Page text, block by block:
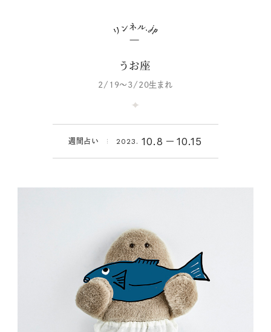
うお座
2/19～3/20生まれ
週間占い 2023. 10.8 10.15